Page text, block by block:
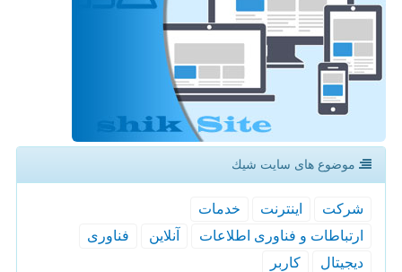
موضوع های سایت شیك
شركت اینترنت
خدمات
ارتباطات و فناوری اطلاعات
آنلاین
فناوری
دیجیتال
كاربر